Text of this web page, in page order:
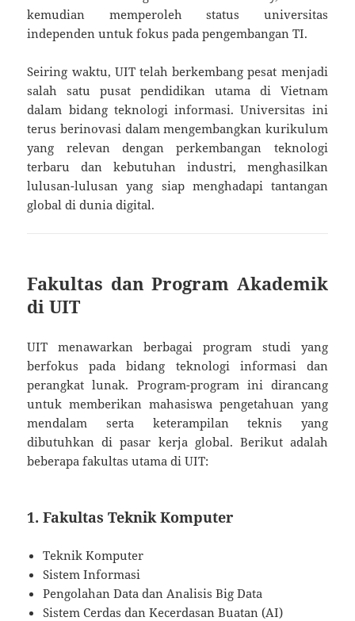
kemudian memperoleh status universitas
independen untuk fokus pada pengembangan TI.
Seiring waktu, UIT telah berkembang pesat menjadi
salah satu pusat pendidikan utama di Vietnam
dalam bidang teknologi informasi. Universitas ini
terus berinovasi dalam mengembangkan kurikulum
yang relevan dengan perkembangan teknologi
terbaru dan kebutuhan industri, menghasilkan
lulusan-lulusan yang siap menghadapi tantangan
global di dunia digital.
Fakultas dan Program Akademik
di UIT
UIT menawarkan berbagai program studi yang
berfokus pada bidang teknologi informasi dan
perangkat lunak. Program-program ini dirancang
untuk memberikan mahasiswa pengetahuan yang
mendalam serta keterampilan teknis yang
dibutuhkan di pasar kerja global. Berikut adalah
beberapa fakultas utama di UIT:
1. Fakultas Teknik Komputer
Teknik Komputer
Sistem Informasi
Pengolahan Data dan Analisis Big Data
Sistem Cerdas dan Kecerdasan Buatan (AI)